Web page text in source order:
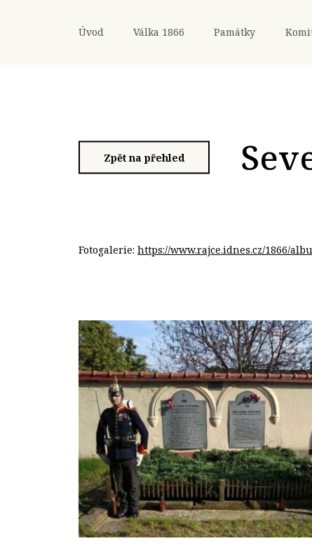
Úvod Válka 1866 Památky
Zpět na přehled
Fotogalerie: https://www.rajce.idnes.cz/1866/